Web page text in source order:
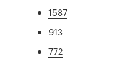
1587
913
772